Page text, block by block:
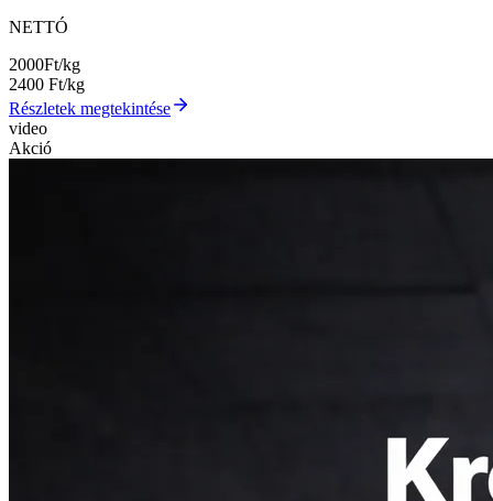
NETTÓ
2000Ft/kg
2400 Ft/kg
Részletek megtekintése
video
Akció